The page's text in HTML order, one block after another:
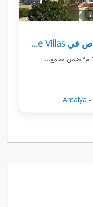
فيلا 3+1 مفروشة بمسبح خاص في Jasmine Villas كارغيجاك
Antalya -